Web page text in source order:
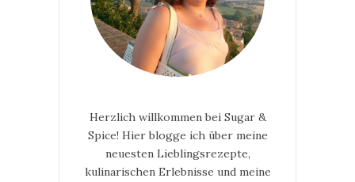
Herzlich willkommen bei Sugar &
Spice! Hier blogge ich über meine
neuesten Lieblingsrezepte,
kulinarischen Erlebnisse und meine